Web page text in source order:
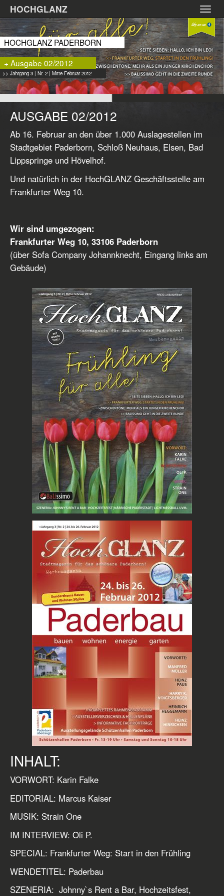
Zum
Hauptinhalt
springen
HOCHGLANZ
HOCHGLANZ PADERBORN
+ Ausgabe 02/2012
>> Jahrgang 3 | Nr. 2 | Mitte Februar 2012
AUSGABE 02/2012
Ab 16. Februar an den über 1.000 Auslagestellen im
Stadtgebiet Paderborn, Schloß Neuhaus, Elsen, Bad
Lippspringe und Hövelhof.
Und natürlich in der HochGLANZ Geschäftsstelle am
Frankfurter Weg 10.
Wir sind umgezogen:
Frankfurter Weg 10, 33106 Paderborn
(über Sofa Company Johannknecht, Eingang links am
Gebäude)
INHALT:
VORWORT: Karin Falke
EDITORIAL: Marcus Kaiser
MUSIK: Strain One
IM INTERVIEW: Oli P.
SPECIAL: Frankfurter Weg: Start in den Frühling
WENDETITEL: Paderbau
SZENERIA: Johnny`s Rent a Bar, Hochzeitsfest,